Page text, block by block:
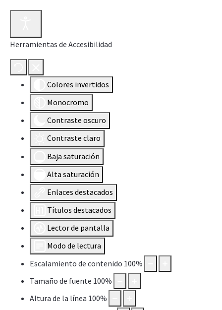
Herramientas de Accesibilidad
Colores invertidos
Monocromo
Contraste oscuro
Contraste claro
Baja saturación
Alta saturación
Enlaces destacados
Títulos destacados
Lector de pantalla
Modo de lectura
Escalamiento de contenido 100%
Tamaño de fuente 100%
Altura de la línea 100%